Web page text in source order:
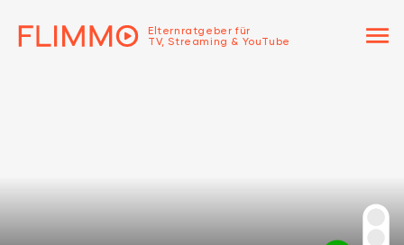
Elternratgeber für
TV, Streaming & YouTube
menu